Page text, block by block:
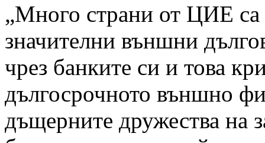
„Много страни от ЦИЕ са
значителни външни
чрез банките си и това
дългосрочното външно
дъщерните дружества на